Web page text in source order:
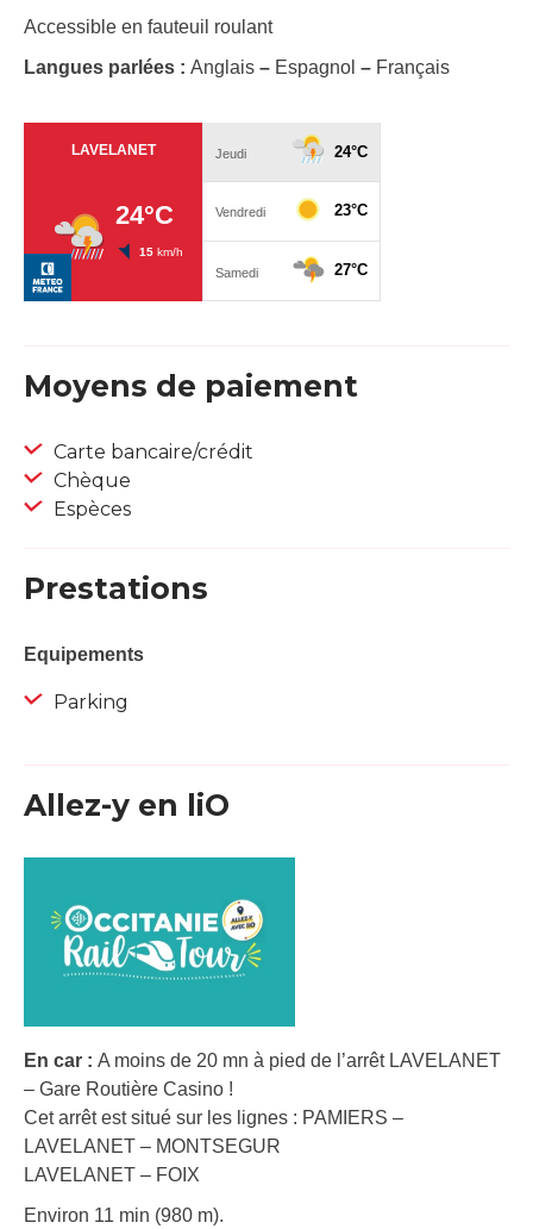
Accessible en fauteuil roulant
Langues parlées : Anglais – Espagnol – Français
Moyens de paiement
Carte bancaire/crédit
Chèque
Espèces
Prestations
Equipements
Parking
Allez-y en liO
En car : A moins de 20 mn à pied de l’arrêt LAVELANET
– Gare Routière Casino !
Cet arrêt est situé sur les lignes : PAMIERS –
LAVELANET – MONTSEGUR
LAVELANET – FOIX
Environ 11 min (980 m).